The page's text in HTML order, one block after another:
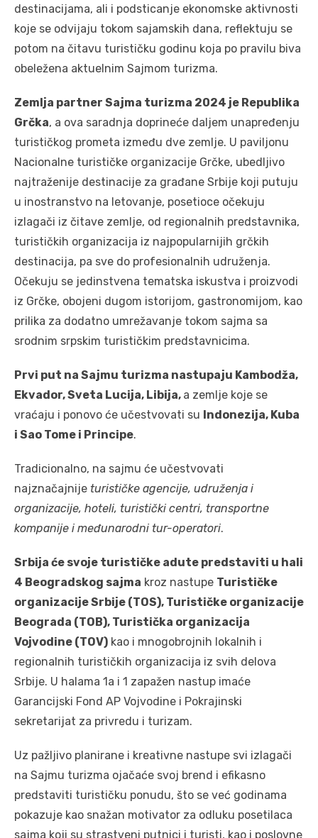
destinacijama, ali i podsticanje ekonomske aktivnosti
koje se odvijaju tokom sajamskih dana, reflektuju se
potom na čitavu turističku godinu koja po pravilu biva
obeležena aktuelnim Sajmom turizma.
Zemlja partner Sajma turizma 2024 je Republika
Grčka, a ova saradnja doprineće daljem unapređenju
turističkog prometa između dve zemlje. U paviljonu
Nacionalne turističke organizacije Grčke, ubedljivo
najtraženije destinacije za građane Srbije koji putuju
u inostranstvo na letovanje, posetioce očekuju
izlagači iz čitave zemlje, od regionalnih predstavnika,
turističkih organizacija iz najpopularnijih grčkih
destinacija, pa sve do profesionalnih udruženja.
Očekuju se jedinstvena tematska iskustva i proizvodi
iz Grčke, obojeni dugom istorijom, gastronomijom, kao
prilika za dodatno umrežavanje tokom sajma sa
srodnim srpskim turističkim predstavnicima.
Prvi put na Sajmu turizma nastupaju Kambodža,
Ekvador, Sveta Lucija, Libija, a zemlje koje se
vraćaju i ponovo će učestvovati su Indonezija, Kuba
i Sao Tome i Principe.
Tradicionalno, na sajmu će učestvovati
najznačajnije turističke agencije, udruženja i
organizacije, hoteli, turistički centri, transportne
kompanije i međunarodni tur-operatori.
Srbija će svoje turističke adute predstaviti u hali
4 Beogradskog sajma kroz nastupe Turističke
organizacije Srbije (TOS), Turističke organizacije
Beograda (TOB), Turistička organizacija
Vojvodine (TOV) kao i mnogobrojnih lokalnih i
regionalnih turističkih organizacija iz svih delova
Srbije. U halama 1a i 1 zapažen nastup imaće
Garancijski Fond AP Vojvodine i Pokrajinski
sekretarijat za privredu i turizam.
Uz pažljivo planirane i kreativne nastupe svi izlagači
na Sajmu turizma ojačaće svoj brend i efikasno
predstaviti turističku ponudu, što se već godinama
pokazuje kao snažan motivator za odluku posetilaca
sajma koji su strastveni putnici i turisti, kao i poslovne